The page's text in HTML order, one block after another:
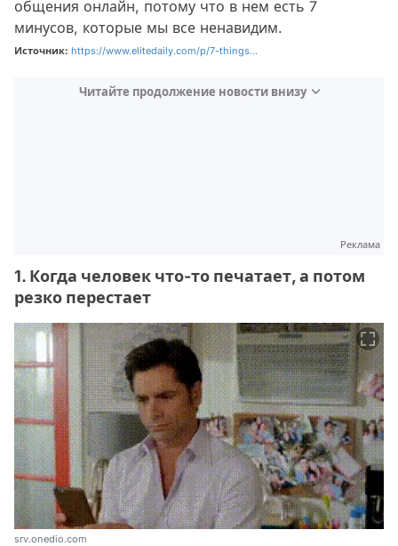
общения онлайн, потому что в нем есть 7
минусов, которые мы все ненавидим.
Источник: https://www.elitedaily.com/p/7-things...
Читайте продолжение новости внизу
Реклама
1. Когда человек что-то печатает, а потом
резко перестает
srv.onedio.com